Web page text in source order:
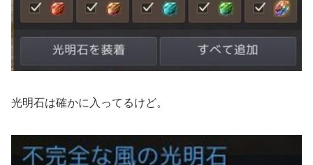
光明石は確かに入ってるけど。